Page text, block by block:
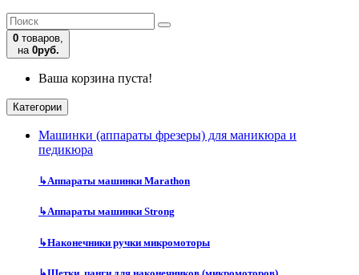
0 товаров,
на 0руб.
Ваша корзина пуста!
Категории
Машинки (аппараты фрезеры) для маникюра и
педикюра
↳Аппараты машинки Marathon
↳Аппараты машинки Strong
↳Наконечники ручки микромоторы